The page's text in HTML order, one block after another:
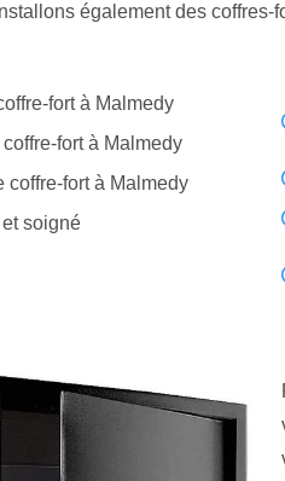
également des
fort à Malmedy
fort à Malmedy
coffre-fort à Malmedy
soigné